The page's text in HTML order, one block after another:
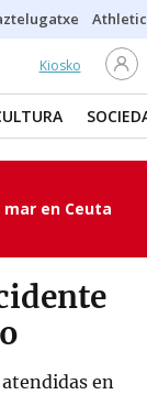
Athletic
Kiosko
en Ceuta
en